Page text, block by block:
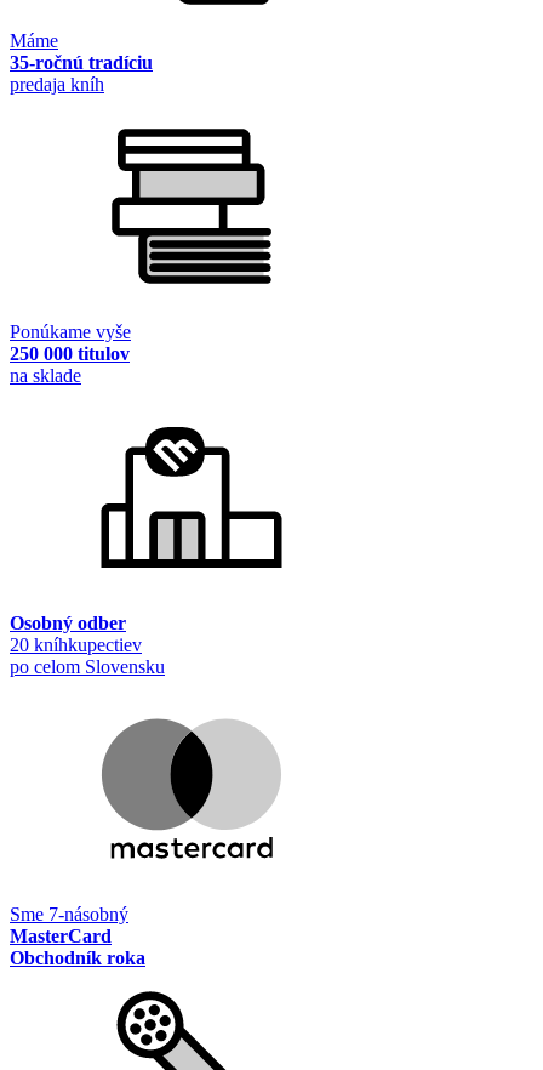
Máme
35-ročnú tradíciu
predaja kníh
Ponúkame vyše
250 000 titulov
na sklade
Osobný odber
20 kníhkupectiev
po celom Slovensku
Sme 7-násobný
MasterCard
Obchodník roka